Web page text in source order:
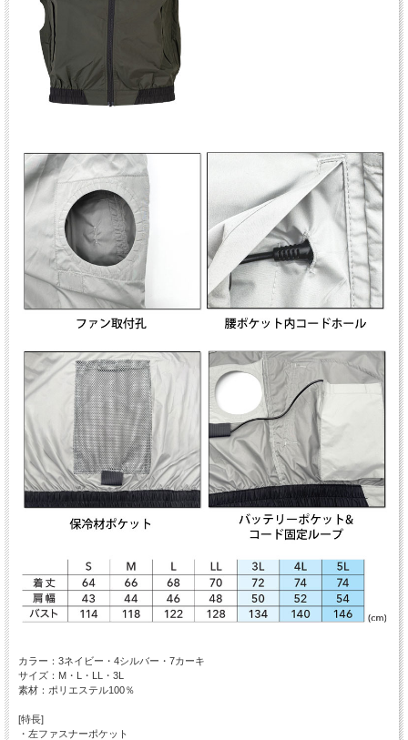
カラー：3ネイビー・4シルバー・7カーキ
サイズ：M・L・LL・3L
素材：ポリエステル100％
[特長]
・左ファスナーポケット